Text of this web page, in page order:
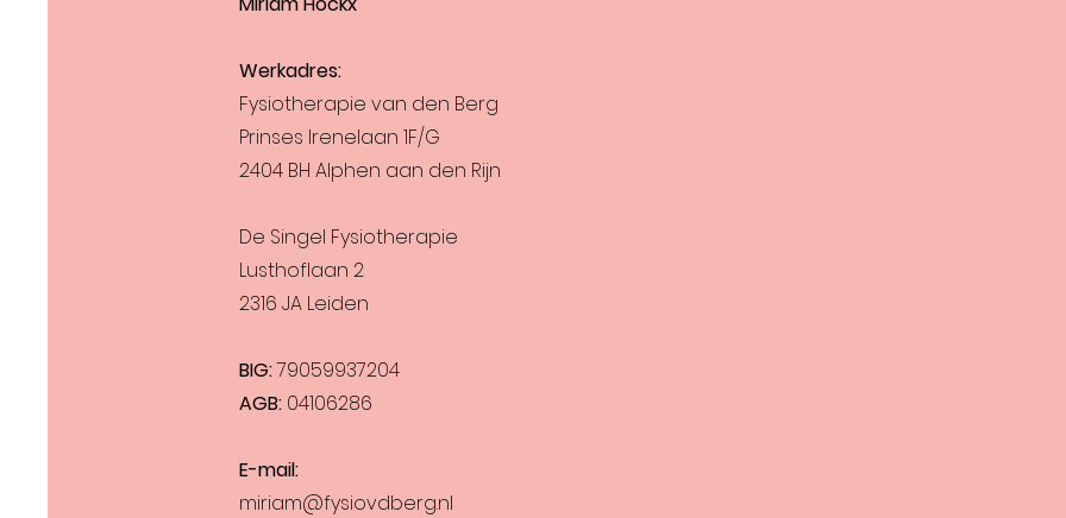
Werkadres:
Fysiotherapie van den Berg
Prinses Irenelaan 1F/G
2404 BH Alphen aan den Rijn
De Singel Fysiotherapie
Lusthoflaan 2
2316 JA Leiden
BIG:79059937204
AGB: 04106286
E-mail:
miriam@fysiovdberg.nl